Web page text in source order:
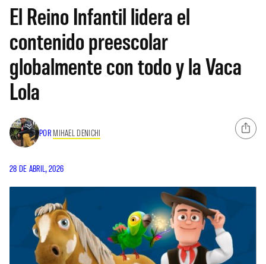
El Reino Infantil lidera el
contenido preescolar
globalmente con todo y la Vaca
Lola
POR MIHAEL DENICHI
28 DE ABRIL, 2026